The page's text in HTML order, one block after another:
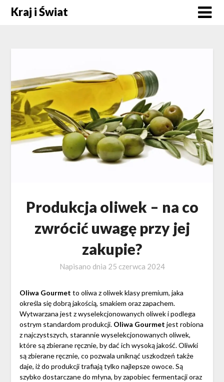
SkipKraj i Świat
Produkcja oliwek – na co
zwrócić uwagę przy jej
zakupie?
Napisano dnia 25 czerwca 2024
Oliwa Gourmet to oliwa z oliwek klasy premium, jaka
określa się dobrą jakością, smakiem oraz zapachem.
Wytwarzana jest z wyselekcjonowanych oliwek i podlega
ostrym standardom produkcji. Oliwa Gourmet jest robiona
z najczystszych, starannie wyselekcjonowanych oliwek,
które są zbierane ręcznie, by dać ich wysoką jakość. Oliwki
są zbierane ręcznie, co pozwala uniknąć uszkodzeń także
daje, iż do produkcji trafiają tylko najlepsze owoce. Są
szybko dostarczane do młyna, by zapobiec fermentacji oraz